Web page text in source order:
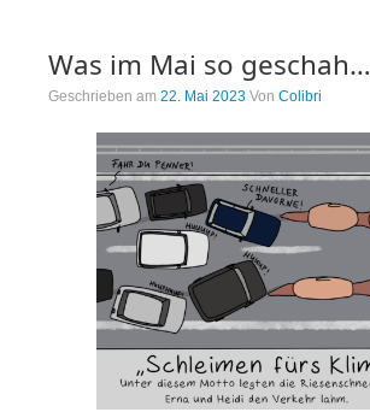
Was im Mai so geschah…
Geschrieben am 22. Mai 2023 Von Colibri